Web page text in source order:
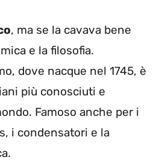
, ma se la cavava bene
e la filosofia.
dove nacque nel 1745, è
più conosciuti e
Famoso anche per i
i condensatori e la